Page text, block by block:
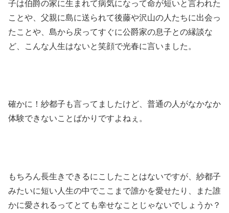
子は伯爵の家に生まれて病気になって命が短いと言われた
ことや、父親に島に送られて後藤や沢山の人たちに出会っ
たことや、島から戻ってすぐに公爵家の息子との縁談な
ど、こんな人生はないと笑顔で光春に言いました。
確かに！紗都子も言ってましたけど、普通の人がなかなか
体験できないことばかりですよねぇ。
もちろん長生きできるにこしたことはないですが、紗都子
みたいに短い人生の中でここまで誰かを愛せたり、また誰
かに愛されるってとても幸せなことじゃないでしょうか？